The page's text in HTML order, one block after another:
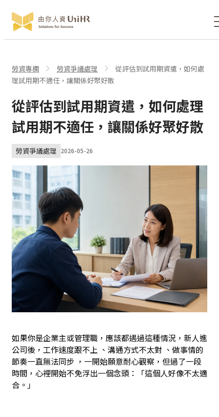
勞資專欄 勞資爭議處理
從評估到試用期資遣，如何處
理試用期不適任，讓關係好聚好散
從評估到試用期資遣，如何處理
試用期不適任，讓關係好聚好散
勞資爭議處理 2026-05-26
如果你是企業主或管理職，應該都遇過這種情況，新人進
公司後，工作速度跟不上 、溝通方式不太對 、做事情的
節奏一直無法同步 ，一開始願意耐心觀察，但過了一段
時間，心裡開始不免浮出一個念頭：「這個人好像不太適
合。」